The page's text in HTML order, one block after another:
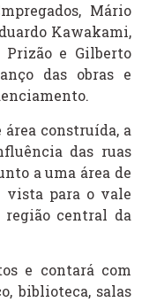
Mário
Kawakami,
Prizão e Gilberto
das obras e
área construída, a
das ruas
a uma área de
vista para o vale
região central da
e contará com
biblioteca, salas